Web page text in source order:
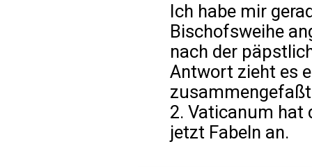
Ich habe mir
Bischofsweihe
nach der
Antwort zieht es
2. Vaticanum hat
jetzt Fabeln an.